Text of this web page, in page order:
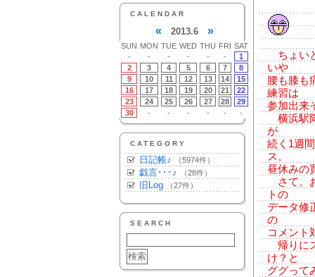
CALENDAR
« 2013.6 »
SUN MON TUE WED THU FRI SAT
-
- - - - -
1
2
3 4 5 6 7
8
9
10 11 12 13 14
15
16
17 18 19 20 21
22
23
24 25 26 27 28
29
30
- - - - - -
CATEGORY
日記帳♪ （5974件）
戯言･･･♪ （28件）
旧Log （27件）
SEARCH
ちょい
いや
腰も膝も
練習は
参加出来
横浜駅
が
続く1週
ス。
昼休みの
さて。
トの
データ修
の
コメント
帰りに
け？と
ググって